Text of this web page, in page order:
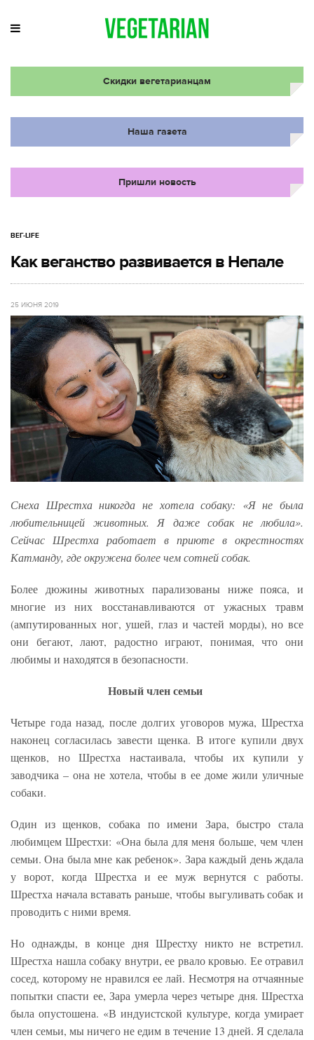
Скидки вегетарианцам
Наша газета
Пришли новость
ВЕГ-LIFE
Как веганство развивается в Непале
25 ИЮНЯ 2019
Снеха Шрестха никогда не хотела собаку: «Я не была
любительницей животных. Я даже собак не любила».
Сейчас Шрестха работает в приюте в окрестностях
Катманду, где окружена более чем сотней собак.
Более дюжины животных парализованы ниже пояса, и
многие из них восстанавливаются от ужасных травм
(ампутированных ног, ушей, глаз и частей морды), но все
они бегают, лают, радостно играют, понимая, что они
любимы и находятся в безопасности.
Новый член семьи
Четыре года назад, после долгих уговоров мужа, Шрестха
наконец согласилась завести щенка. В итоге купили двух
щенков, но Шрестха настаивала, чтобы их купили у
заводчика – она не хотела, чтобы в ее доме жили уличные
собаки.
Один из щенков, собака по имени Зара, быстро стала
любимцем Шрестхи: «Она была для меня больше, чем член
семьи. Она была мне как ребенок». Зара каждый день ждала
у ворот, когда Шрестха и ее муж вернутся с работы.
Шрестха начала вставать раньше, чтобы выгуливать собак и
проводить с ними время.
Но однажды, в конце дня Шрестху никто не встретил.
Шрестха нашла собаку внутри, ее рвало кровью. Ее отравил
сосед, которому не нравился ее лай. Несмотря на отчаянные
попытки спасти ее, Зара умерла через четыре дня. Шрестха
была опустошена. «В индуистской культуре, когда умирает
член семьи, мы ничего не едим в течение 13 дней. Я сделала